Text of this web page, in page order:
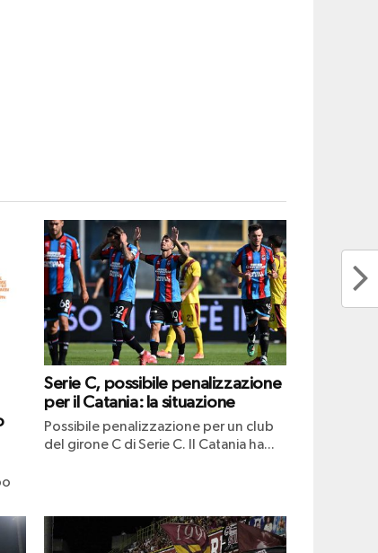
Serie C, possibile penalizzazione
per il Catania: la situazione
Possibile penalizzazione per un club
del girone C di Serie C. Il Catania ha...